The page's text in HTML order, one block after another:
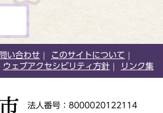
い合わせ
このサイトについて
ウェブアクセシビリティ方針 リンク集
法人番号：8000020122114